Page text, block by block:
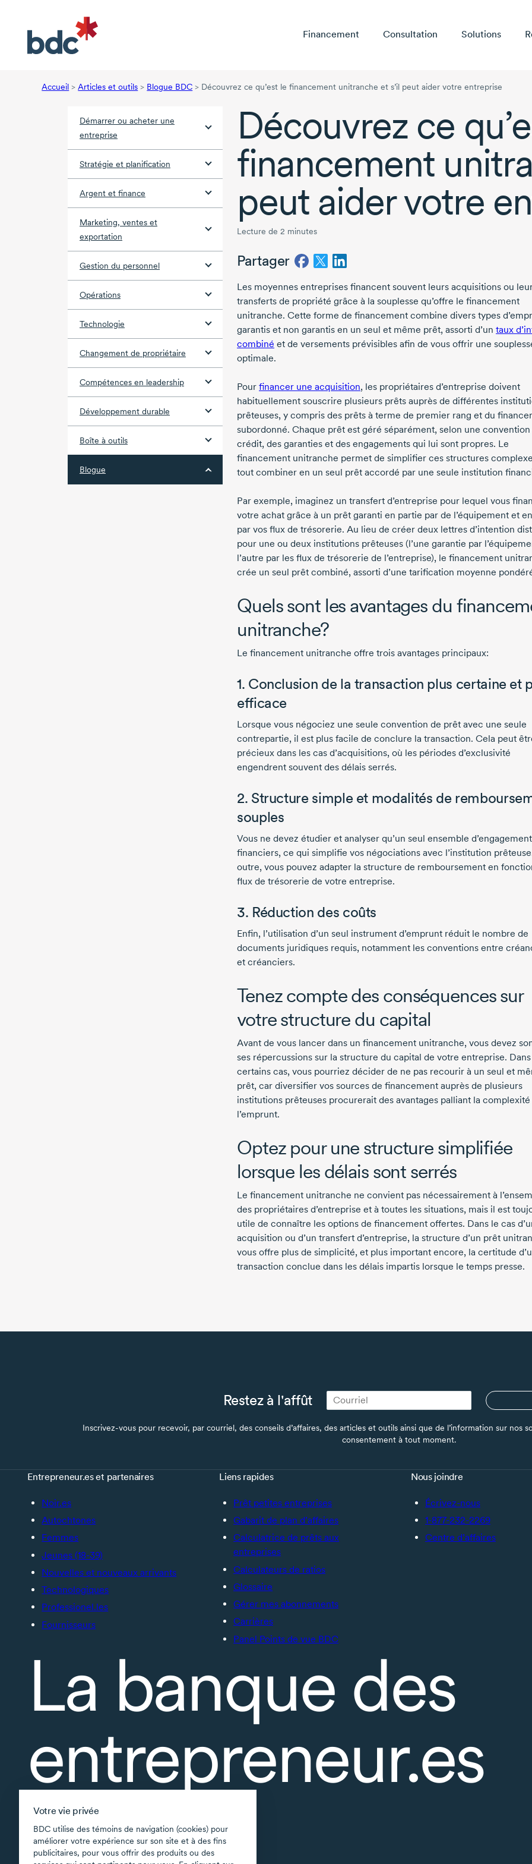
Votre vie privée
BDC utilise des témoins de navigation (cookies) pour
améliorer votre expérience sur son site et à des fins
publicitaires, pour vous offrir des produits ou des
Financement Consultation Solutions
Accueil > Articles et outils > Blogue BDC > Découvrez ce qu’est le financement unitranche et s’il peut aider votre entreprise
Démarrer ou acheter une
entreprise
Stratégie et planification
Argent et finance
Marketing, ventes et
exportation
Gestion du personnel
Opérations
Technologie
Changement de propriétaire
Compétences en leadership
Développement durable
Boîte à outils
Blogue
Découvrez ce
financement
peut aider votre
Lecture de 2 minutes
Partager
Les moyennes entreprises financent souvent leurs acquisitions ou
transferts de propriété grâce à la souplesse qu’offre le financement
unitranche. Cette forme de financement combine divers types
garantis et non garantis en un seul et même prêt, assorti d’un taux
combiné et de versements prévisibles afin de vous offrir une
optimale.
Pour financer une acquisition, les propriétaires d’entreprise doivent
habituellement souscrire plusieurs prêts auprès de différentes
prêteuses, y compris des prêts à terme de premier rang et du
subordonné. Chaque prêt est géré séparément, selon une convention
crédit, des garanties et des engagements qui lui sont propres. Le
financement unitranche permet de simplifier ces structures
tout combiner en un seul prêt accordé par une seule institution
Par exemple, imaginez un transfert d’entreprise pour lequel vous
votre achat grâce à un prêt garanti en partie par de l’équipement et
par vos flux de trésorerie. Au lieu de créer deux lettres d’intention
pour une ou deux institutions prêteuses (l’une garantie par
l’autre par les flux de trésorerie de l’entreprise), le financement
crée un seul prêt combiné, assorti d’une tarification moyenne
Quels sont les avantages du
unitranche?
Le financement unitranche offre trois avantages principaux:
1. Conclusion de la transaction plus certaine et
efficace
Lorsque vous négociez une seule convention de prêt avec une seule
contrepartie, il est plus facile de conclure la transaction. Cela peut
précieux dans les cas d’acquisitions, où les périodes d’exclusivité
engendrent souvent des délais serrés.
2. Structure simple et modalités de
souples
Vous ne devez étudier et analyser qu’un seul ensemble
financiers, ce qui simplifie vos négociations avec l’institution
outre, vous pouvez adapter la structure de remboursement en
flux de trésorerie de votre entreprise.
3. Réduction des coûts
Enfin, l’utilisation d’un seul instrument d’emprunt réduit le nombre de
documents juridiques requis, notamment les conventions entre
et créanciers.
Tenez compte des conséquences sur
votre structure du capital
Avant de vous lancer dans un financement unitranche, vous devez
ses répercussions sur la structure du capital de votre entreprise. Dans
certains cas, vous pourriez décider de ne pas recourir à un seul et
prêt, car diversifier vos sources de financement auprès de plusieurs
institutions prêteuses procurerait des avantages palliant la complexité
l’emprunt.
Optez pour une structure simplifiée
lorsque les délais sont serrés
Le financement unitranche ne convient pas nécessairement à
des propriétaires d’entreprise et à toutes les situations, mais il est
utile de connaître les options de financement offertes. Dans le cas
acquisition ou d’un transfert d’entreprise, la structure d’un prêt
vous offre plus de simplicité, et plus important encore, la certitude
transaction conclue dans les délais impartis lorsque le temps presse.
Restez à l'affût
Inscrivez-vous pour recevoir, par courriel, des conseils d’affaires, des articles et outils ainsi que de l’information sur nos
consentement à tout moment.
Entrepreneur.es et partenaires
Noir.es
Autochtones
Femmes
Jeunes (18-39)
Nouvelles et nouveaux arrivants
Technologiques
Professionel.les
Fournisseurs
Liens rapides
Prêt petites entreprises
Gabarit de plan d’affaires
Calculatrice de prêts aux
entreprises
Calculateurs de ratios
Glossaire
Gérer mes abonnements
Carrières
Panel Points de vue BDC
Nous joindre
Écrivez-nous
1-877-232-2269
Centre d’affaires
La banque des
entrepreneur.es
À propos
Accessibilité
Applications soutenues
Carte du site